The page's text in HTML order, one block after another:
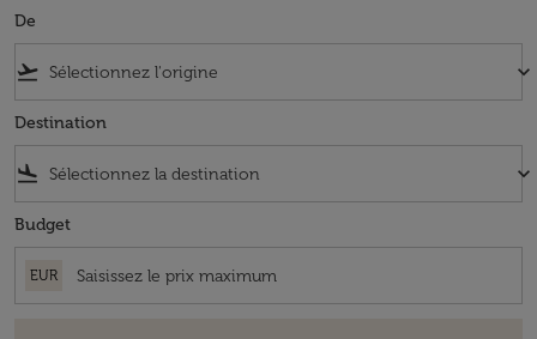
De
flight_takeoff keyboard_arrow_down
Destination
flight_land keyboard_arrow_down
Budget
EUR